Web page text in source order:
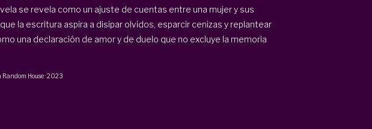
se revela como un ajuste de cuentas entre una mujer y sus
la escritura aspira a disipar olvidos, esparcir cenizas y replantear
una declaración de amor y de duelo que no excluye la memoria
House ·2023